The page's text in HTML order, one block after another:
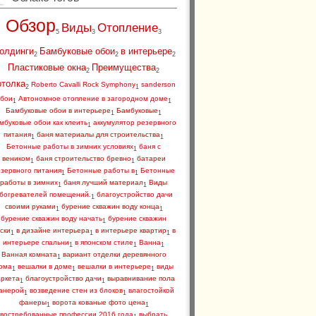
Обзор5 Виды3 Отопление3
2 Бамбуковые обои2 в интерьере2
Пластиковые окна2 Преимущества2
2 Roberto Cavalli Rock Symphony1 sanderson
1 Автономное отопление в загородном доме 1
Бамбуковые обои в интерьере 1 Бамбуковые 1
обои как клеить1 аккумулятор резервного
питания1 баня материалы для строительства 1
Бетонные работы в зимних условиях1 баня с
веником1 баня строительство бревно1 батареи
питания1 Бетонные работы в1 Бетонные
работы в зимних1 баня лучший материал1 Виды
помещений. 1 благоустройство дачи
своими руками 1 бурение скважин воду конца1
бурение скважин воду начать1 бурение скважин
1 в дизайне интерьера1 в интерьере квартир1 в
интерьере спальни 1 в японском стиле 1 Ванна 1
Ванная комната1 вариант отделки деревянного
1 вешалки в доме 1 вешалки в интерьере 1 виды
1 благоустройство дачи 1 выравнивание пола
1 возведение стен из блоков1 влагостойкой
фанеры1 ворота кованые фото цена1
востребованные профессии 2016 года выбрать